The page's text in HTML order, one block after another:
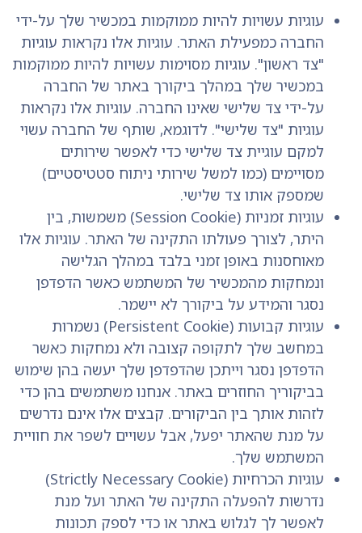
עוגיות עשויות להיות ממוקמות במכשיר שלך על-ידי
החברה כמפעילת האתר. עוגיות אלו נקראות עוגיות
"צד ראשון". עוגיות מסוימות עשויות להיות ממוקמות
במכשיר שלך במהלך ביקורך באתר של החברה
על-ידי צד שלישי שאינו החברה. עוגיות אלו נקראות
עוגיות "צד שלישי". לדוגמא, שותף של החברה עשוי
למקם עוגיית צד שלישי כדי לאפשר שירותים
מסויימים (כמו למשל שירותי ניתוח סטטיסטיים)
שמספק אותו צד שלישי.
עוגיות זמניות (Session Cookie) משמשות, בין
היתר, לצורך פעולתו התקינה של האתר. עוגיות אלו
מאוחסנות באופן זמני בלבד במהלך הגלישה
ונמחקות מהמכשיר של המשתמש כאשר הדפדפן
נסגר והמידע על ביקורך לא יישמר.
עוגיות קבועות (Persistent Cookie) נשמרות
במחשב שלך לתקופה קצובה ולא נמחקות כאשר
הדפדפן נסגר וייתכן שהדפדפן שלך יעשה בהן שימוש
בביקוריך החוזרים באתר. אנחנו משתמשים בהן כדי
לזהות אותך בין הביקורים. קבצים אלו אינם נדרשים
על מנת שהאתר יפעל, אבל עשויים לשפר את חוויית
המשתמש שלך.
עוגיות הכרחיות (Strictly Necessary Cookie)
נדרשות להפעלה התקינה של האתר ועל מנת
לאפשר לך לגלוש באתר או כדי לספק תכונות